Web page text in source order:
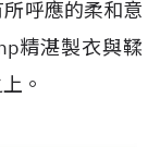
呼應的柔和意
精湛製衣與鞣
。